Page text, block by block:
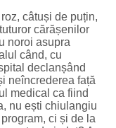
câtuși de puțin,
cărășenilor
noroi asupra
când, cu
declanșând
neîncrederea față
medical ca fiind
nu ești chiulangiu
ci și de la